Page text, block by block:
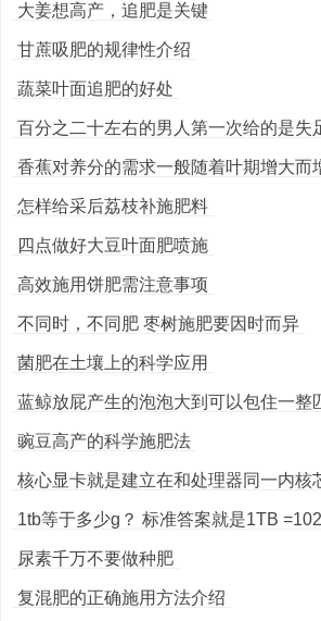
大姜想高产，追肥是关键
甘蔗吸肥的规律性介绍
蔬菜叶面追肥的好处
百分之二十左右的男人第一次给的是失
香蕉对养分的需求一般随着叶期增大而
怎样给采后荔枝补施肥料
四点做好大豆叶面肥喷施
高效施用饼肥需注意事项
不同时，不同肥 枣树施肥要因时而异
菌肥在土壤上的科学应用
蓝鲸放屁产生的泡泡大到可以包住一整
豌豆高产的科学施肥法
核心显卡就是建立在和处理器同一内核
1tb等于多少g？ 标准答案就是1TB
尿素千万不要做种肥
复混肥的正确施用方法介绍